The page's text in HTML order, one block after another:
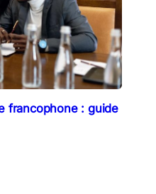
francophone : guide